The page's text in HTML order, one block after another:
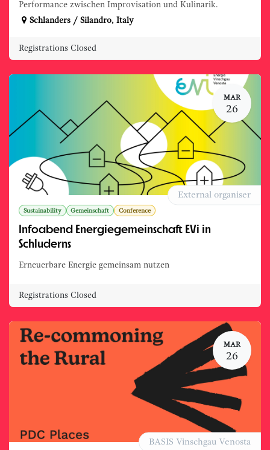
Performance zwischen Improvisation und Kulinarik.
Schlanders / Silandro, Italy
Registrations Closed
MAR
26
Sustainability Gemeinschaft Conference
Infoabend Energiegemeinschaft EVi in
Schluderns
Erneuerbare Energie gemeinsam nutzen
External organiser
Registrations Closed
MAR
26
BASIS Vinschgau Venosta